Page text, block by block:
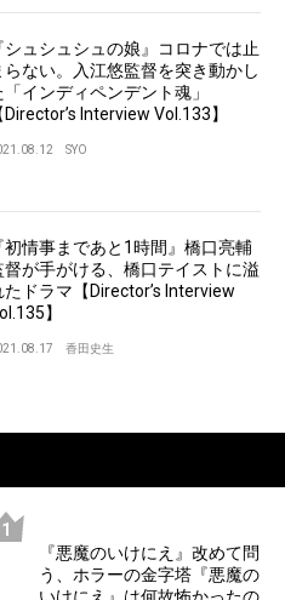
シュシュシュの娘』コロナでは止
らない。入江悠監督を突き動かし
「インディペンデント魂」
Director’s Interview Vol.133】
SYO
初情事まであと1時間』橋口亮輔
督が手がける、橋口テイストに溢
たドラマ【Director’s Interview
】
香田史生
『悪魔のいけにえ』改めて問
う、ホラーの金字塔『悪魔の